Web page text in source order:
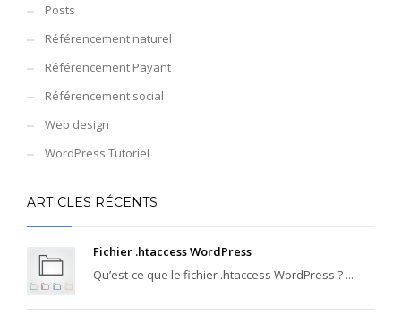
Posts
Référencement naturel
Référencement Payant
Référencement social
Web design
WordPress Tutoriel
ARTICLES RÉCENTS
Fichier .htaccess WordPress
Qu’est-ce que le fichier .htaccess WordPress ? ...